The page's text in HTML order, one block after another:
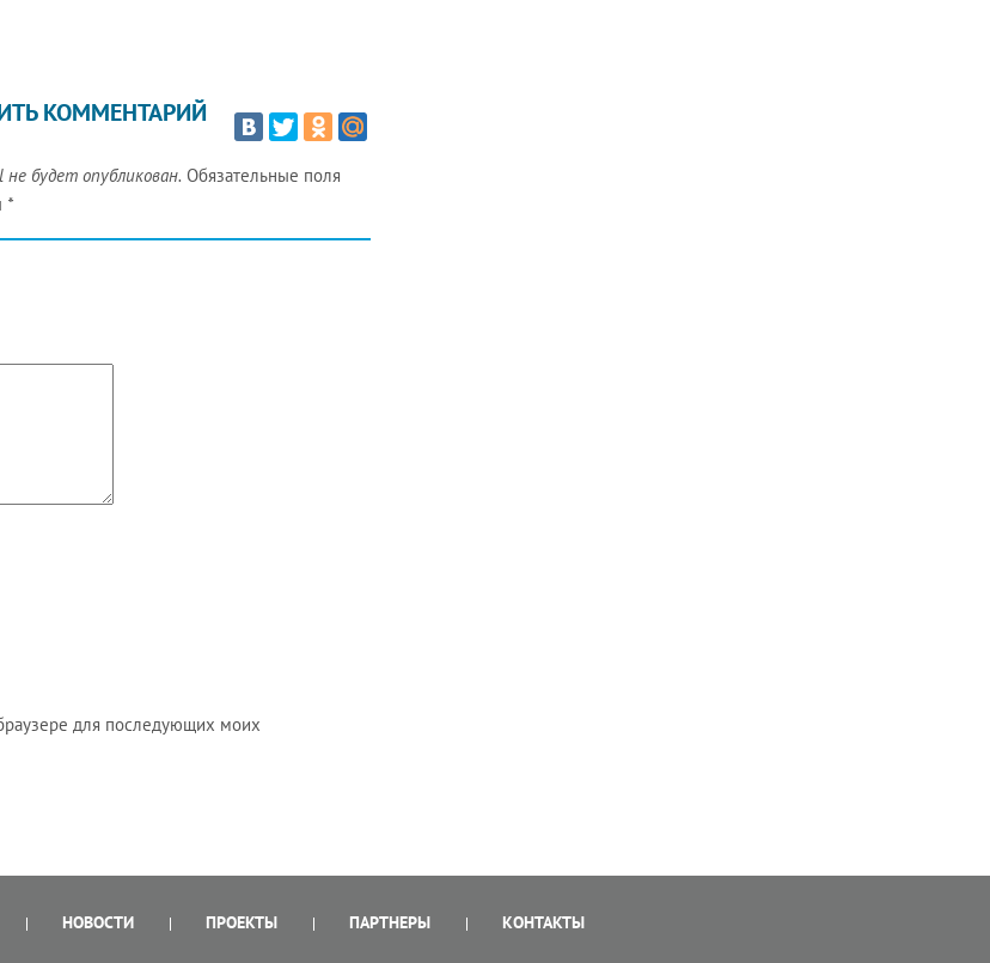
КОММЕНТАРИЙ
будет опубликован. Обязательные поля
*
для последующих моих
НОВОСТИ ПРОЕКТЫ ПАРТНЕРЫ КОНТАКТЫ